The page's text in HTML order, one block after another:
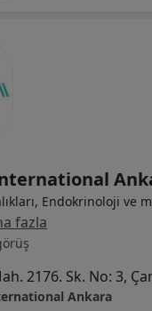
Endokrinoloji ve
fazla
2176. Sk. No: 3,
Ankara